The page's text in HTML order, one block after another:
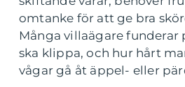
omtanke för att ge bra
Många villaägare funderar
ska klippa, och hur hårt
vågar gå åt äppel- eller